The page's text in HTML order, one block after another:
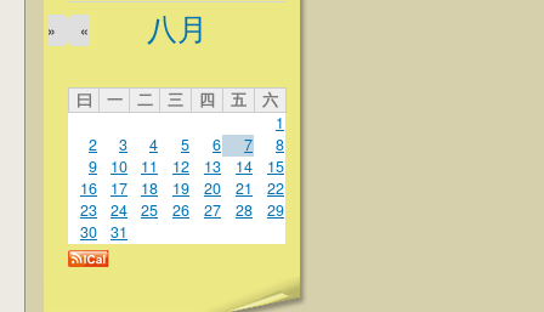
八月
«
»
曰 一 二 三 四 五
六
1
2
3 4 5 6 7
8
9
10 11 12 13 14
15
16
17 18 19 20 21
22
23
24 25 26 27 28
29
30
31